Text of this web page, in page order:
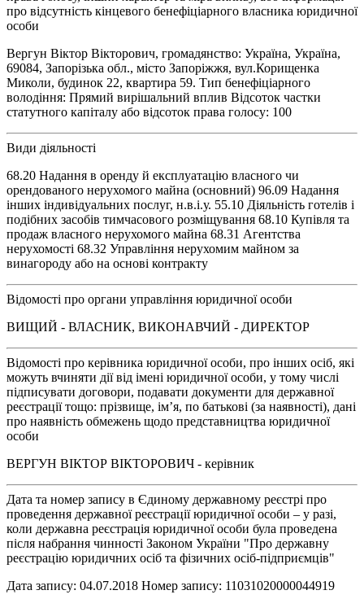
про відсутність кінцевого бенефіціарного власника юридичної
особи
Вергун Віктор Вікторович, громадянство: Україна, Україна,
69084, Запорізька обл., місто Запоріжжя, вул.Корищенка
Миколи, будинок 22, квартира 59. Тип бенефіціарного
володіння: Прямий вирішальний вплив Відсоток частки
статутного капіталу або відсоток права голосу: 100
Види діяльності
68.20 Надання в оренду й експлуатацію власного чи
орендованого нерухомого майна (основний) 96.09 Надання
інших індивідуальних послуг, н.в.і.у. 55.10 Діяльність готелів і
подібних засобів тимчасового розміщування 68.10 Купівля та
продаж власного нерухомого майна 68.31 Агентства
нерухомості 68.32 Управління нерухомим майном за
винагороду або на основі контракту
Відомості про органи управління юридичної особи
ВИЩИЙ - ВЛАСНИК, ВИКОНАВЧИЙ - ДИРЕКТОР
Відомості про керівника юридичної особи, про інших осіб, які
можуть вчиняти дії від імені юридичної особи, у тому числі
підписувати договори, подавати документи для державної
реєстрації тощо: прізвище, ім’я, по батькові (за наявності), дані
про наявність обмежень щодо представництва юридичної
особи
ВЕРГУН ВІКТОР ВІКТОРОВИЧ - керівник
Дата та номер запису в Єдиному державному реєстрі про
проведення державної реєстрації юридичної особи – у разі,
коли державна реєстрація юридичної особи була проведена
після набрання чинності Законом України "Про державну
реєстрацію юридичних осіб та фізичних осіб-підприємців"
Дата запису: 04.07.2018 Номер запису: 11031020000044919